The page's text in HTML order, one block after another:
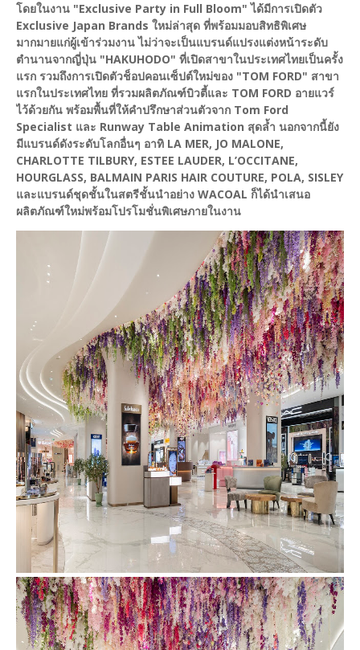
โดยในงาน "Exclusive Party in Full Bloom" ได้มีการเปิดตัว
Exclusive Japan Brands ใหม่ล่าสุด ที่พร้อมมอบสิทธิพิเศษ
มากมายแก่ผู้เข้าร่วมงาน ไม่ว่าจะเป็นแบรนด์แปรงแต่งหน้าระดับ
ตำนานจากญี่ปุ่น "HAKUHODO" ที่เปิดสาขาในประเทศไทยเป็นครั้ง
แรก รวมถึงการเปิดตัวช็อปคอนเซ็ปต์ใหม่ของ "TOM FORD" สาขา
แรกในประเทศไทย ที่รวมผลิตภัณฑ์บิวตี้และ TOM FORD อายแวร์
ไว้ด้วยกัน พร้อมพื้นที่ให้คำปรึกษาส่วนตัวจาก Tom Ford
Specialist และ Runway Table Animation สุดล้ำ นอกจากนี้ยัง
มีแบรนด์ดังระดับโลกอื่นๆ อาทิ LA MER, JO MALONE,
CHARLOTTE TILBURY, ESTEE LAUDER, L’OCCITANE,
HOURGLASS, BALMAIN PARIS HAIR COUTURE, POLA, SISLEY
และแบรนด์ชุดชั้นในสตรีชั้นนำอย่าง WACOAL ก็ได้นำเสนอ
ผลิตภัณฑ์ใหม่พร้อมโปรโมชั่นพิเศษภายในงาน